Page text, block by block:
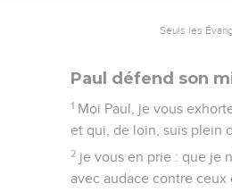
Seuls les
Paul défend son
1 Moi Paul, je vous
et qui, de loin, suis plein
2 je vous en prie : que je
avec audace contre ceux